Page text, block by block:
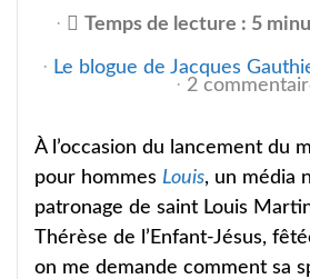
Temps de lecture : 5
Le blogue de Jacques
2
À l’occasion du lancement du
pour hommes Louis, un média
patronage de saint Louis
Thérèse de l’Enfant-Jésus,
on me demande comment sa